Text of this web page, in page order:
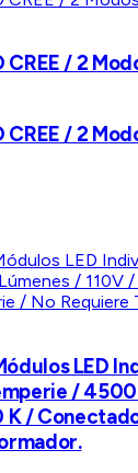
CREE / 2
CREE / 2
LED
/
K /